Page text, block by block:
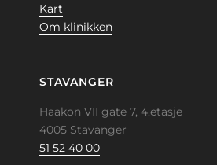
Kart
Om klinikken
STAVANGER
Haakon VII gate 7, 4.etasje
4005 Stavanger
51 52 40 00